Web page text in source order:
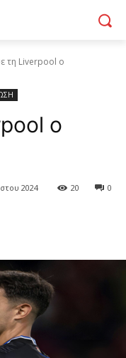
τη Liverpool ο
ο
2024 0
20